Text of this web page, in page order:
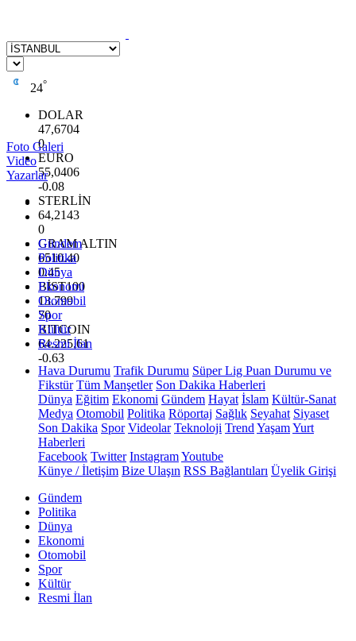
24°
DOLAR
47,6704
0
EURO
55,0406
-0.08
STERLİN
64,2143
0
GRAM ALTIN
6510.40
0.45
BİST100
13.799
70
BITCOIN
64.225,61
-0.63
Foto Galeri
Video
Yazarlar
Gündem
Politika
Dünya
Ekonomi
Otomobil
Spor
Kültür
Resmi İlan
Hava Durumu Trafik Durumu Süper Lig Puan Durumu ve
Fikstür Tüm Manşetler Son Dakika Haberleri
Dünya Eğitim Ekonomi Gündem Hayat İslam Kültür-Sanat
Medya Otomobil Politika Röportaj Sağlık Seyahat Siyaset
Son Dakika Spor Videolar Teknoloji Trend YaşamYurt
Haberleri
Facebook Twitter InstagramYoutube
Künye / İletişim Bize Ulaşın RSS Bağlantıları Üyelik Girişi
Gündem
Politika
Dünya
Ekonomi
Otomobil
Spor
Kültür
Resmi İlan